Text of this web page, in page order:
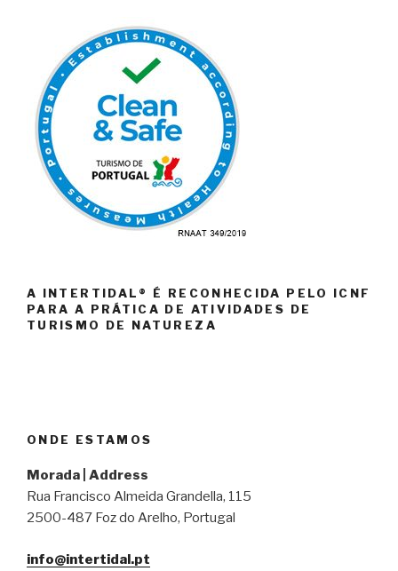
A INTERTIDAL® É RECONHECIDA PELO ICNF
PARA A PRÁTICA DE ATIVIDADES DE
TURISMO DE NATUREZA
ONDE ESTAMOS
Morada | Address
Rua Francisco Almeida Grandella, 115
2500-487 Foz do Arelho, Portugal
info@intertidal.pt